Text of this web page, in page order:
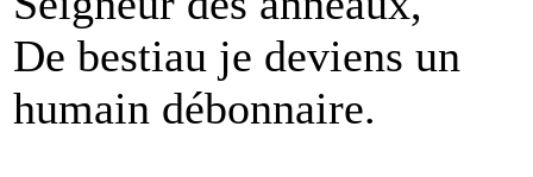
De bestiau je deviens un
humain débonnaire.